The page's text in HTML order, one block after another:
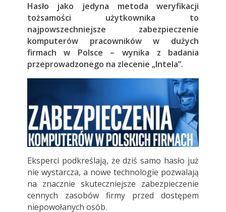
Hasło jako jedyna metoda weryfikacji
tożsamości użytkownika to
najpowszechniejsze zabezpieczenie
komputerów pracowników w dużych
firmach w Polsce – wynika z badania
przeprowadzonego na zlecenie „Intela”.
Eksperci podkreślają, że dziś samo hasło już
nie wystarcza, a nowe technologie pozwalają
na znacznie skuteczniejsze zabezpieczenie
cennych zasobów firmy przed dostępem
niepowołanych osób.